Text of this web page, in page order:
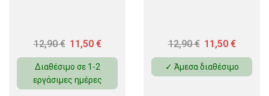
12,90€ 11,50 €
Διαθέσιμο σε 1-2
εργάσιμες ημέρες
12,90€ 11,50 €
✓ Άμεσα διαθέσιμο